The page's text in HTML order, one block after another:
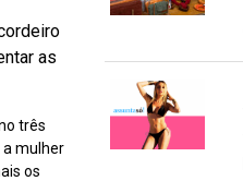
as
três
a mulher
os